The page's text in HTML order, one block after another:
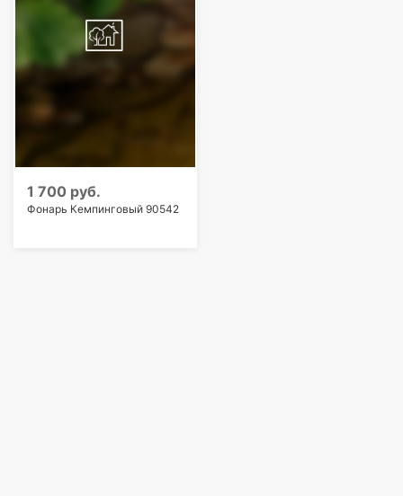
1 700 руб.
Фонарь Кемпинговый 90542